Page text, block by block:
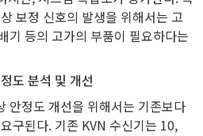
보정 신호의 발생을 위해서는 고
기 등의 고가의 부품이 필요하다는
도 분석 및 개선
안정도 개선을 위해서는 기존보다
구된다. 기존 KVN 수신기는 10,